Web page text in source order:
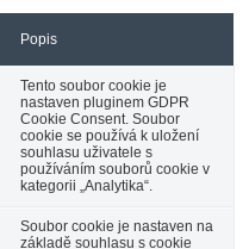
Popis
Tento soubor cookie je
nastaven pluginem GDPR
Cookie Consent. Soubor
cookie se používá k uložení
souhlasu uživatele s
používáním souborů cookie v
kategorii „Analytika“.
Soubor cookie je nastaven na
základě souhlasu s cookie